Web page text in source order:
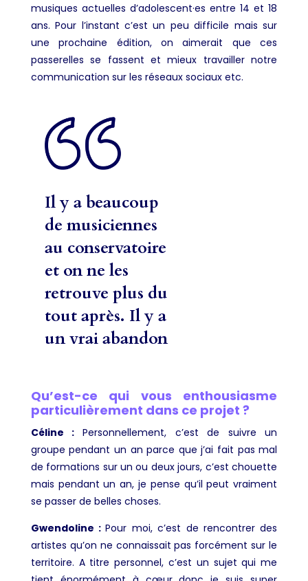
musiques actuelles d’adolescent·es entre 14 et 18
ans. Pour l’instant c’est un peu difficile mais sur
une prochaine édition, on aimerait que ces
passerelles se fassent et mieux travailler notre
communication sur les réseaux sociaux etc.
Il y a beaucoup
de musiciennes
au conservatoire
et on ne les
retrouve plus du
tout après. Il y a
un vrai abandon
Qu’est-ce qui vous enthousiasme
particulièrement dans ce projet ?
Céline : Personnellement, c’est de suivre un
groupe pendant un an parce que j’ai fait pas mal
de formations sur un ou deux jours, c’est chouette
mais pendant un an, je pense qu’il peut vraiment
se passer de belles choses.
Gwendoline :Pour moi, c’est de rencontrer des
artistes qu’on ne connaissait pas forcément sur le
territoire. A titre personnel, c’est un sujet qui me